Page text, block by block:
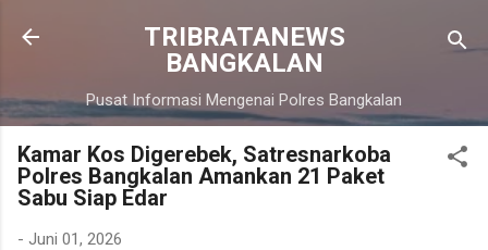
Langsung ke konten utama
TRIBRATANEWS
BANGKALAN
Pusat Informasi Mengenai Polres Bangkalan
Kamar Kos Digerebek, Satresnarkoba
Polres Bangkalan Amankan 21 Paket
Sabu Siap Edar
- Juni 01, 2026